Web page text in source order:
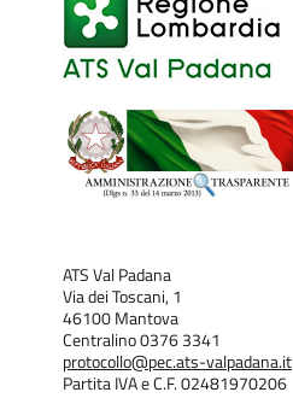
ATS Val Padana
Via dei Toscani, 1
46100 Mantova
Centralino 0376 3341
protocollo@pec.ats-valpadana.it
Partita IVA e C.F. 02481970206